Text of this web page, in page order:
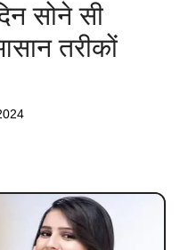
सोने सी
तरीकों